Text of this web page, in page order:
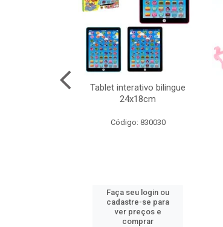
Tablet interativo bilingue
24x18cm
Código: 830030
Faça seu login ou
cadastre-se para
ver preços e
comprar